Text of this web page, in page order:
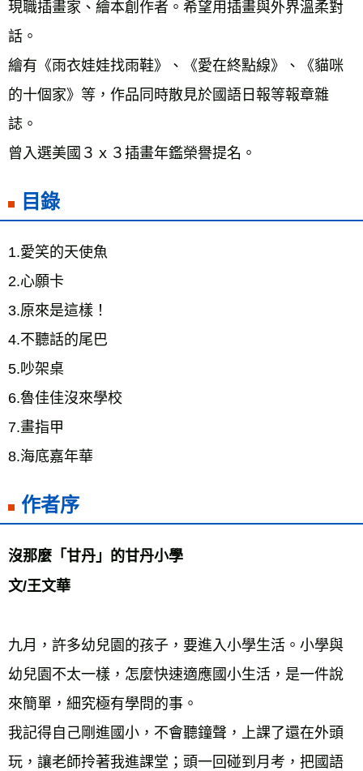
現職插畫家、繪本創作者。希望用插畫與外界溫柔對
話。
繪有《雨衣娃娃找雨鞋》、《愛在終點線》、《貓咪
的十個家》等，作品同時散見於國語日報等報章雜
誌。
曾入選美國３ｘ３插畫年鑑榮譽提名。
目錄
1.愛笑的天使魚
2.心願卡
3.原來是這樣！
4.不聽話的尾巴
5.吵架桌
6.魯佳佳沒來學校
7.畫指甲
8.海底嘉年華
作者序
沒那麼「甘丹」的甘丹小學
文/王文華
九月，許多幼兒園的孩子，要進入小學生活。小學與
幼兒園不太一樣，怎麼快速適應國小生活，是一件說
來簡單，細究極有學問的事。
我記得自己剛進國小，不會聽鐘聲，上課了還在外頭
玩，讓老師拎著我進課堂；頭一回碰到月考，把國語